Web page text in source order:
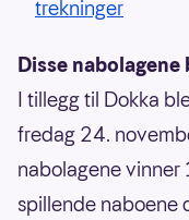
trekninger
Disse
I tillegg til Dokka
fredag 24.
nabolagene
spillende naboene